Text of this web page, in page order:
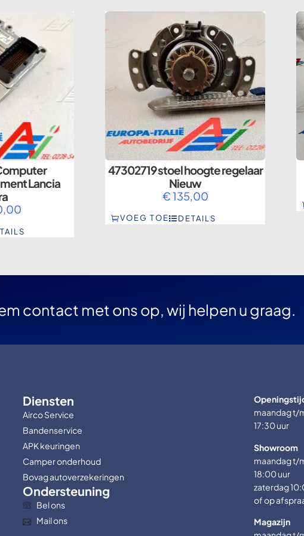
Lancia
47302719 stoel hoogte regelaar
Nieuw
€135,00
VOEG TOE DETAILS
contact met ons op, wij helpen u graag.
Diensten
Airco Service
Bandenservice
APK keuringen
Camper onderhoud
Bovag autoverzekeringen
Ondersteuning
Bel ons
Mail ons
maandag t/
17:30 uur
Showroom
maandag t/
18:00 uur
zaterdag
of op
Magazijn